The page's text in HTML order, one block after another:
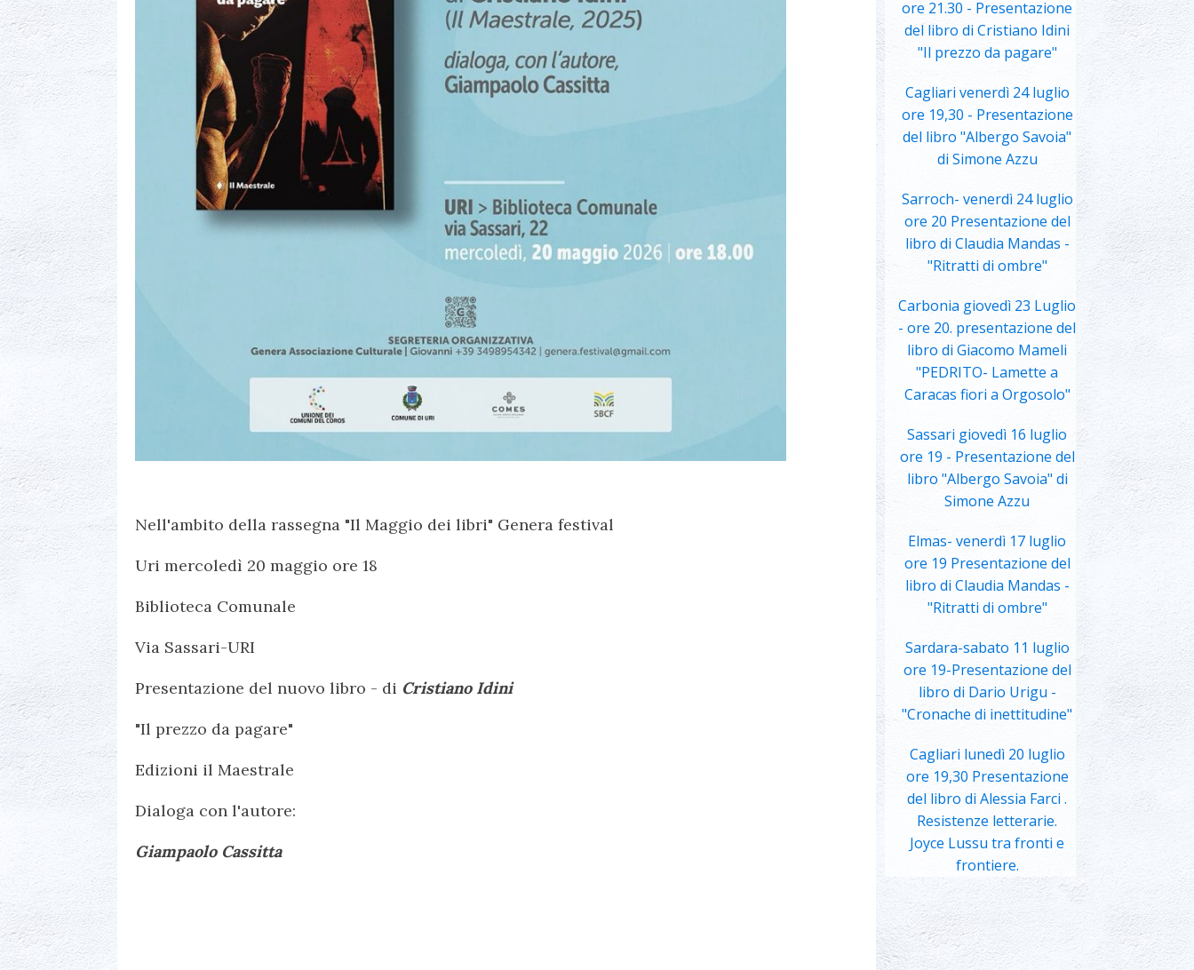
Nell'ambito della rassegna "Il Maggio dei libri" Genera festival
Uri mercoledì 20 maggio ore 18
Biblioteca Comunale
Via Sassari-URI
Presentazione del nuovo libro - di Cristiano Idini
"Il prezzo da pagare"
Edizioni il Maestrale
Dialoga con l'autore:
Giampaolo Cassitta
ore 21.30 - Presentazione
del libro di Cristiano Idini
"Il prezzo da pagare"
Cagliari venerdì 24 luglio
ore 19,30 - Presentazione
del libro "Albergo Savoia"
di Simone Azzu
Sarroch- venerdì 24 luglio
ore 20 Presentazione del
libro di Claudia Mandas -
"Ritratti di ombre"
Carbonia giovedì 23 Luglio
- ore 20. presentazione del
libro di Giacomo Mameli
"PEDRITO- Lamette a
Caracas fiori a Orgosolo"
Sassari giovedì 16 luglio
ore 19 - Presentazione del
libro "Albergo Savoia" di
Simone Azzu
Elmas- venerdì 17 luglio
ore 19 Presentazione del
libro di Claudia Mandas -
"Ritratti di ombre"
Sardara-sabato 11 luglio
ore 19-Presentazione del
libro di Dario Urigu -
"Cronache di inettitudine"
Cagliari lunedì 20 luglio
ore 19,30 Presentazione
del libro di Alessia Farci .
Resistenze letterarie.
Joyce Lussu tra fronti e
frontiere.